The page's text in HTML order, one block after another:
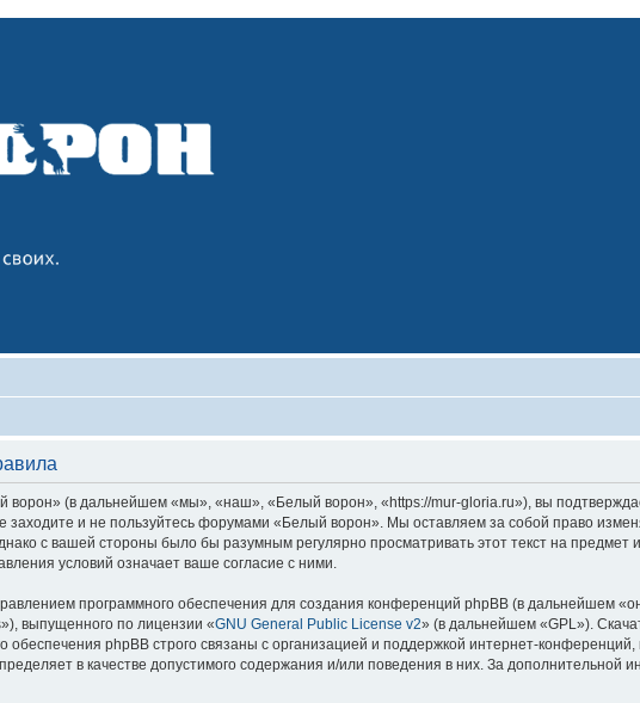
(в дальнейшем «мы», «наш», «Белый ворон», «https://mur-gloria.ru»), вы
заходите и не пользуйтесь форумами «Белый ворон». Мы оставляем за собой право
с вашей стороны было бы разумным регулярно просматривать этот текст на
условий означает ваше согласие с ними.
программного обеспечения для создания конференций phpBB (в дальнейшем
выпущенного по лицензии «GNU General Public License v2» (в дальнейшем «GPL»).
обеспечения phpBB строго связаны с организацией и поддержкой интернет-
в качестве допустимого содержания и/или поведения в них. За дополнительной